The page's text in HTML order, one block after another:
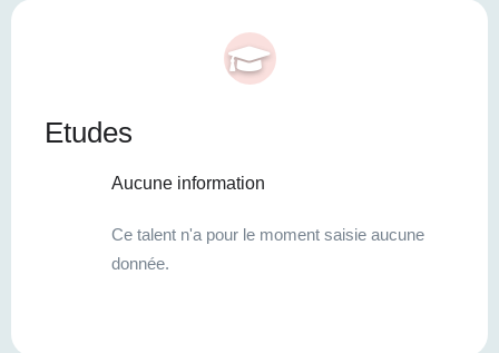
Etudes
Aucune information
Ce talent n'a pour le moment saisie aucune
donnée.